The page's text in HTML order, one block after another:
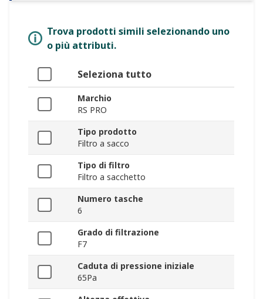
Trova prodotti simili selezionando uno
o più attributi.
Seleziona tutto
Marchio
RS PRO
Tipo prodotto
Filtro a sacco
Tipo di filtro
Filtro a sacchetto
Numero tasche
6
Grado di filtrazione
F7
Caduta di pressione iniziale
65Pa